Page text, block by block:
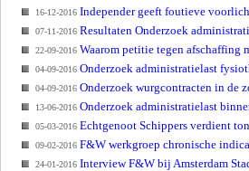
16-12-2016 Independer geeft foutieve
07-11-2016 Resultaten Onderzoek
22-09-2016 Waarom petitie tegen afschaffing
04-09-2016 Onderzoek administratielast
04-09-2016 Onderzoek wurgcontracten in de
13-06-2016 Onderzoek administratielast
05-03-2016 Echtgenoot Schippers verdient
09-02-2016 F&W werkgroep chronische
24-01-2016 Interview F&W bij Amsterdam